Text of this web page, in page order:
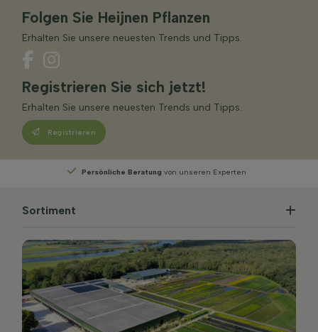
Folgen Sie Heijnen Pflanzen
Erhalten Sie unsere neuesten Trends und Tipps.
Registrieren Sie sich jetzt!
Erhalten Sie unsere neuesten Trends und Tipps.
Registrieren
WählenSie Ihre Lieferwoche
Sortiment